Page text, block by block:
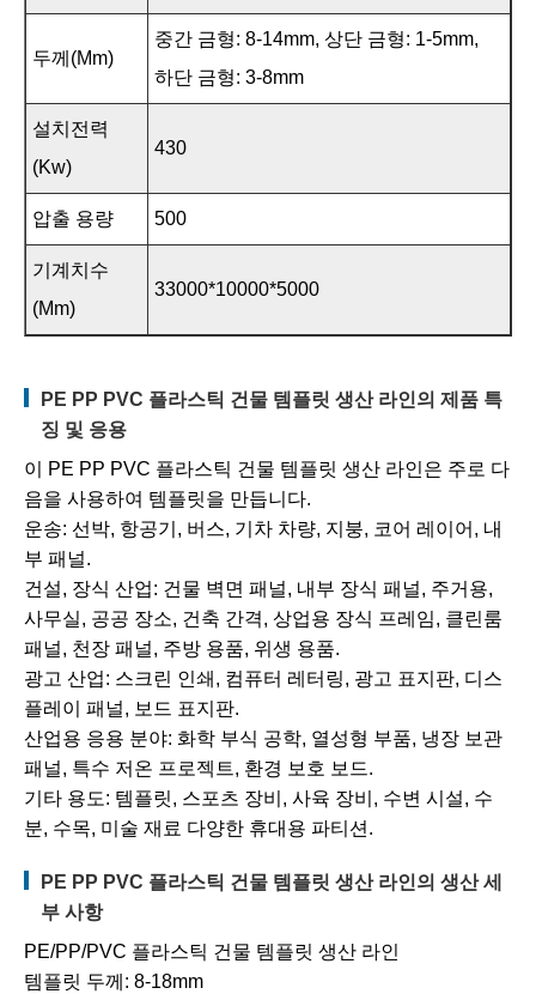
두께(mm)
중간 금형: 8-14mm, 상단 금형: 1-5mm,
하단 금형: 3-8mm
설치전력
(kw)
430
압출 용량 500
기계치수
(mm)
33000*10000*5000
PE PP PVC 플라스틱 건물 템플릿 생산 라인의 제품 특
징 및 응용
이 PE PP PVC 플라스틱 건물 템플릿 생산 라인은 주로 다
음을 사용하여 템플릿을 만듭니다.
운송: 선박, 항공기, 버스, 기차 차량, 지붕, 코어 레이어, 내
부 패널.
건설, 장식 산업: 건물 벽면 패널, 내부 장식 패널, 주거용,
사무실, 공공 장소, 건축 간격, 상업용 장식 프레임, 클린룸
패널, 천장 패널, 주방 용품, 위생 용품.
광고 산업: 스크린 인쇄, 컴퓨터 레터링, 광고 표지판, 디스
플레이 패널, 보드 표지판.
산업용 응용 분야: 화학 부식 공학, 열성형 부품, 냉장 보관
패널, 특수 저온 프로젝트, 환경 보호 보드.
기타 용도: 템플릿, 스포츠 장비, 사육 장비, 수변 시설, 수
분, 수목, 미술 재료 다양한 휴대용 파티션.
PE PP PVC 플라스틱 건물 템플릿 생산 라인의 생산 세
부 사항
PE/PP/PVC 플라스틱 건물 템플릿 생산 라인
템플릿 두께: 8-18mm